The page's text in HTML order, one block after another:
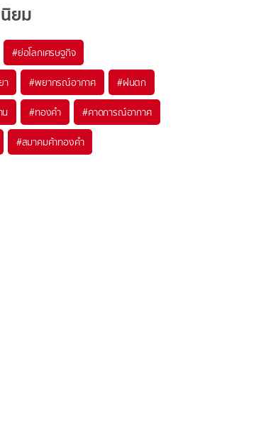
ยม
#ย่อโลกเศรษฐกิจ
า #พยากรณ์อากาศ #ฝนตก
น #ทองคำ #คาดการณ์อากาศ
#สมาคมค้าทองคำ